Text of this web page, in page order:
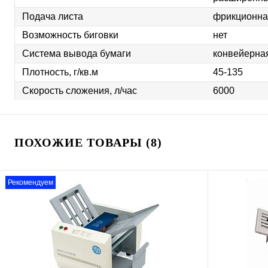
Подача листа
Возможность биговки
нет
Система вывода бумаги
Плотность, г/кв.м
45-135
Скорость сложения, л/час
6000
ПОХОЖИЕ ТОВАРЫ (8)
Рекомендуем